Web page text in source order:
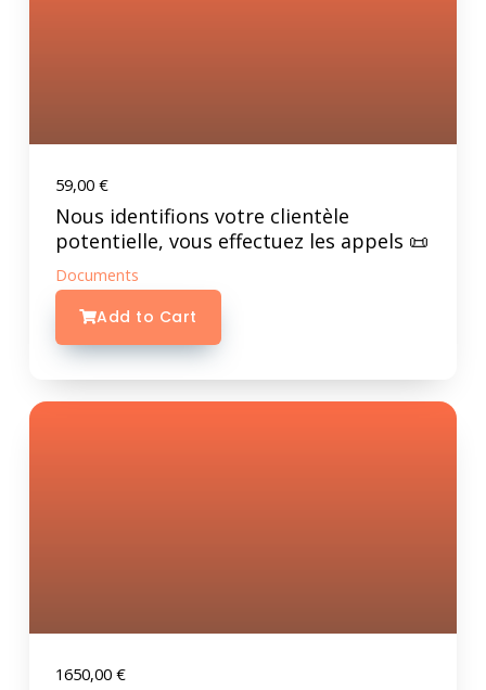
59,00 €
Nous identifions votre clientèle
potentielle, vous effectuez les appels 📜
Documents
Add to Cart
1650,00 €